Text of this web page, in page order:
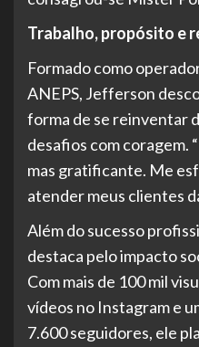
Trabalho, propósito e
Formado como
ANEPS, Jefferson
forma de se reinventar
desafios com coragem.
mas gratificante. Me
atender meus clientes
Além do sucesso
destaca pelo impacto
Com mais de 100 mil
vídeos no Instagram e
7.600 seguidores, ele